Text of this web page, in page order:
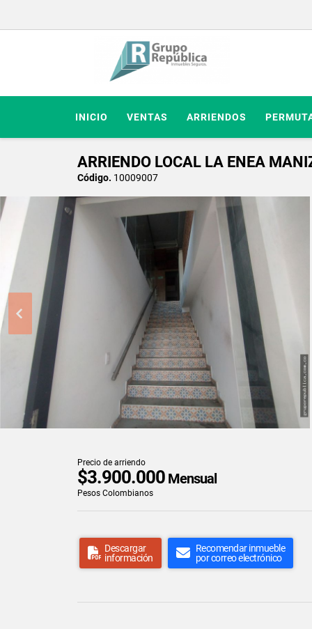
INICIO VENTAS ARRIENDOS
ARRIENDO LOCAL LA ENEA
Código. 10009007
Precio de arriendo
$3.900.000 Mensual
Pesos Colombianos
Descargar
información
Recomendar inmueble
por correo electrónico